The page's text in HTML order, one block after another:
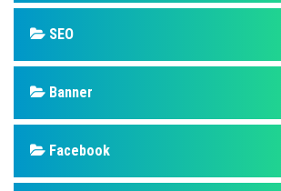
SEO
Banner
Facebook